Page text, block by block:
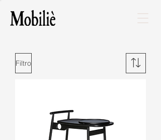
Filtro